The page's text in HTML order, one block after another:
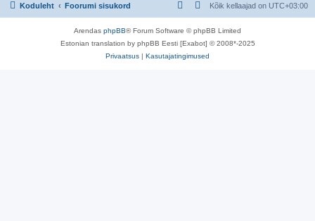
Koduleht Foorumi sisukord Kõik kellaajad on UTC+03:00
Arendas phpBB® Forum Software © phpBB Limited
Estonian translation by phpBB Eesti [Exabot] © 2008*-2025
Privaatsus | Kasutajatingimused